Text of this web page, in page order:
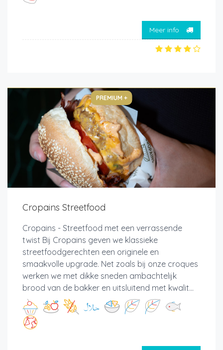
Meer info
PREMIUM +
Cropains Streetfood
Cropains - Streetfood met een verrassende
twist Bij Cropains geven we klassieke
streetfoodgerechten een originele en
smaakvolle upgrade. Net zoals bij onze croques
werken we met dikke sneden ambachtelijk
brood van de bakker en uitsluitend met kwalit...